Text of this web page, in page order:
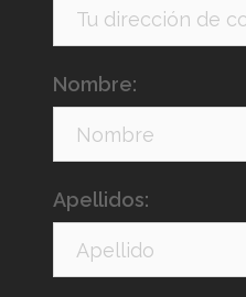
Nombre:
Apellidos: